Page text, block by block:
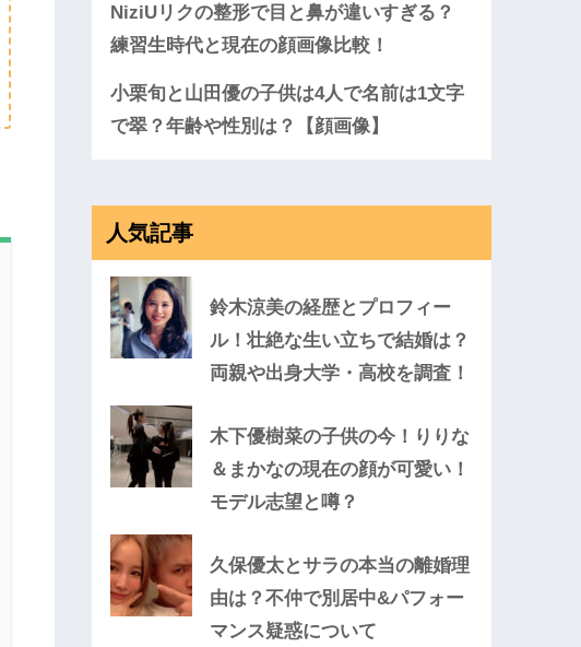
NiziUリクの整形で目と鼻が違いすぎる？
練習生時代と現在の顔画像比較！
小栗旬と山田優の子供は4人で名前は1文字
で翠？年齢や性別は？【顔画像】
人気記事
鈴木涼美の経歴とプロフィー
ル！壮絶な生い立ちで結婚は？
両親や出身大学・高校を調査！
木下優樹菜の子供の今！りりな
＆まかなの現在の顔が可愛い！
モデル志望と噂？
久保優太とサラの本当の離婚理
由は？不仲で別居中&パフォー
マンス疑惑について